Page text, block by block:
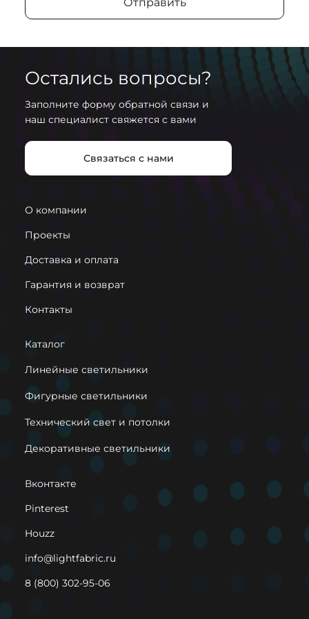
Остались вопросы?
Заполните форму обратной связи и
наш специалист свяжется с вами
Связаться с нами
О компании
Проекты
Доставка и оплата
Гарантия и возврат
Контакты
Каталог
Линейные светильники
Фигурные светильники
Технический свет и потолки
Декоративные светильники
Вконтакте
Pinterest
Houzz
info@lightfabric.ru
8 (800) 302-95-06